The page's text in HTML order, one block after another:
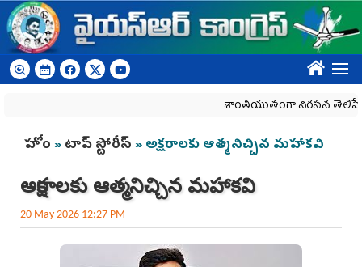
Skip to main content
????
శాంతియుతంగా నిరసన తెలిపే
You are here
హోం »టాప్ స్టోరీస్ » అక్షరాలకు ఆత్మనిచ్చిన మహాకవి
అక్షరాలకు ఆత్మనిచ్చిన మహాకవి
20 May 2026 12:27 PM